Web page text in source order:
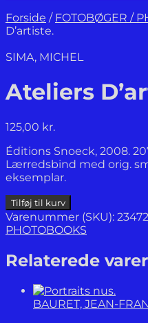
Forside / FOTOBØGER /
D’artiste.
SIMA, MICHEL
Ateliers
125,00 kr.
Éditions Snoeck, 2008.
Lærredsbind med orig.
eksemplar.
Ateliers
D'artiste.
antal
Tilføj til kurv
Varenummer (SKU): 23472
PHOTOBOOKS
Relaterede varer
BAURET, JEAN-